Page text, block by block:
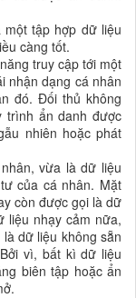
tập hợp dữ liệu
càng tốt.
truy cập tới một
nhận dạng cá nhân
đó. Đối thủ không
trình ẩn danh được
nhiên hoặc phát
vừa là dữ liệu
của cá nhân. Mặt
còn được gọi là dữ
liệu nhạy cảm nữa,
dữ liệu không sẵn
vì, bất kì dữ liệu
biên tập hoặc ẩn